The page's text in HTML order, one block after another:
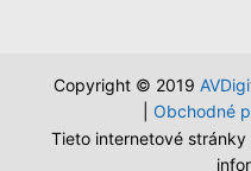
Copyright © 2019
Obchodné
Tieto internetové